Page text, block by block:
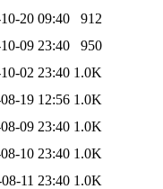
20 09:40
912
09 23:40
950
02 23:40 1.0K
19 12:56 1.0K
09 23:40 1.0K
10 23:40 1.0K
11 23:40 1.0K